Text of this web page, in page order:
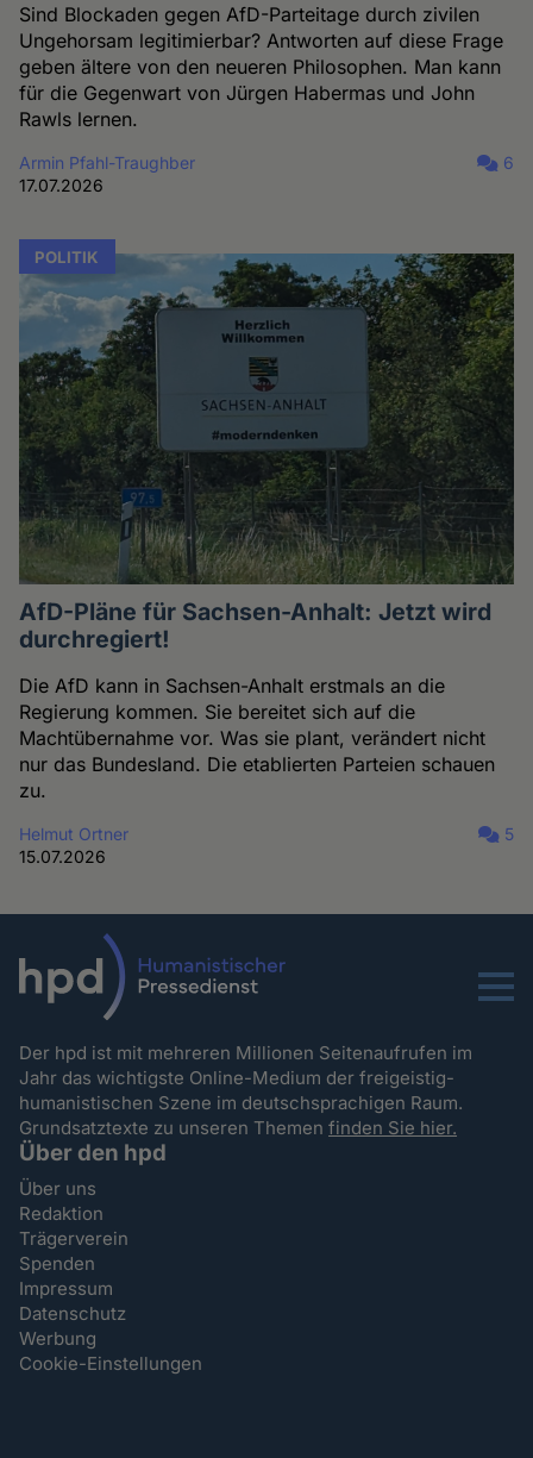
Sind Blockaden gegen AfD-Parteitage durch zivilen
Ungehorsam legitimierbar? Antworten auf diese Frage
geben ältere von den neueren Philosophen. Man kann
für die Gegenwart von Jürgen Habermas und John
Rawls lernen.
Armin Pfahl-Traughber
17.07.2026
6
POLITIK
AfD-Pläne für Sachsen-Anhalt: Jetzt wird
durchregiert!
Die AfD kann in Sachsen-Anhalt erstmals an die
Regierung kommen. Sie bereitet sich auf die
Machtübernahme vor. Was sie plant, verändert nicht
nur das Bundesland. Die etablierten Parteien schauen
zu.
Helmut Ortner
15.07.2026
5
Menu
Der hpd ist mit mehreren Millionen Seitenaufrufen im
Jahr das wichtigste Online-Medium der freigeistig-
humanistischen Szene im deutschsprachigen Raum.
Grundsatztexte zu unseren Themenfinden Sie hier.
Über den hpd
Über uns
Redaktion
Trägerverein
Spenden
Impressum
Datenschutz
Werbung
Cookie-Einstellungen